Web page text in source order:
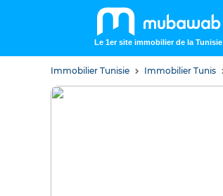
Le 1er site immobilier de la Tunisie
Immobilier Tunisie Immobilier Tunis